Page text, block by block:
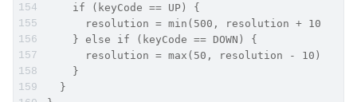
    if (keyCode == UP) {
      resolution = min(500, resolution + 10);
    } else if (keyCode == DOWN) {
      resolution = max(50, resolution - 10);
    }
  }